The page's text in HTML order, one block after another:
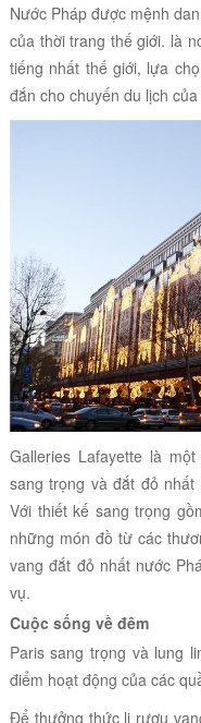
Nước Pháp được mệnh
của thời trang thế giới. là
tiếng nhất thế giới, lựa
đắn cho chuyến du lịch
Galleries Lafayette là
sang trọng và đắt đỏ
Với thiết kế sang trọng
những món đồ từ các
vang đắt đỏ nhất nước
vụ.
Cuộc sống về đêm
Paris sang trọng và lung
điểm hoạt động của các
Để thưởng thức li rượu